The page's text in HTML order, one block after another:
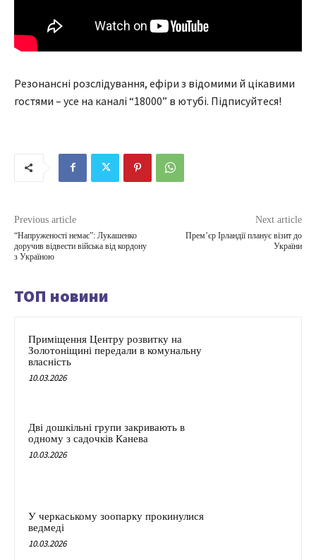
Резонансні розслідування, ефіри з відомими й цікавими
гостями – усе на каналі “18000” в ютубі. Підписуйтеся!
Previous article
“Напруженості немає”: Лукашенко
доручив відвести війська від кордону
з Україною
Next article
Прем’єр Ірландії планує візит до
України
ТОП новини
Приміщення Центру розвитку на
Золотоніщині передали в комунальну
власність
10.03.2026
Дві дошкільні групи закривають в
одному з садочків Канева
10.03.2026
У черкаському зоопарку прокинулися
ведмеді
10.03.2026